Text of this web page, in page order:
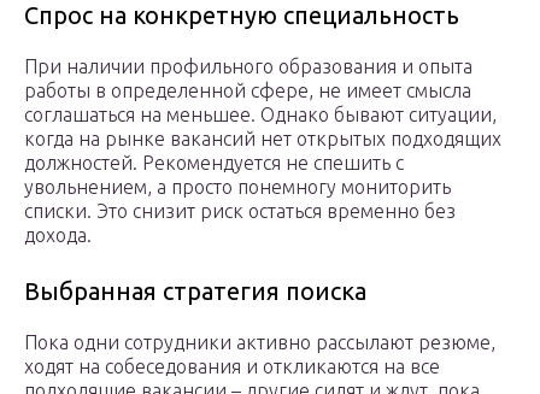
Спрос на конкретную специальность
При наличии профильного образования и опыта
работы в определенной сфере, не имеет смысла
соглашаться на меньшее. Однако бывают ситуации,
когда на рынке вакансий нет открытых подходящих
должностей. Рекомендуется не спешить с
увольнением, а просто понемногу мониторить
списки. Это снизит риск остаться временно без
дохода.
Выбранная стратегия поиска
Пока одни сотрудники активно рассылают резюме,
ходят на собеседования и откликаются на все